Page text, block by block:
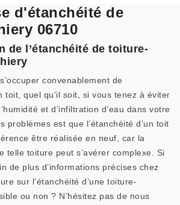
d'étanchéité de
06710
de l’étanchéité de toiture-
convenablement de
toit, quel qu’il soit, si vous tenez à éviter
et d’infiltration d’eau dans votre
problèmes est que l’étanchéité d’un toit
être réalisée en neuf, car la
telle toiture peut s’avérer complexe. Si
de plus d’informations précises chez
sur l’étanchéité d’une toiture-
ou non ? N’hésitez pas de nous